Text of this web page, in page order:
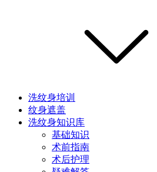
洗纹身培训
纹身遮盖
洗纹身知识库
基础知识
术前指南
术后护理